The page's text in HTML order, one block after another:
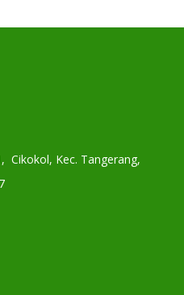
Cikokol, Kec. Tangerang,